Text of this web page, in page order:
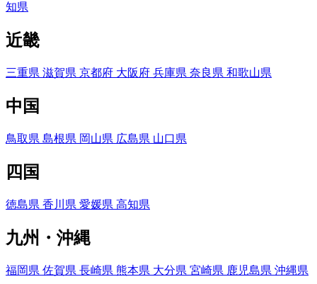
知県
近畿
三重県 滋賀県 京都府 大阪府 兵庫県 奈良県 和歌山県
中国
鳥取県 島根県 岡山県 広島県 山口県
四国
徳島県 香川県 愛媛県 高知県
九州・沖縄
福岡県 佐賀県 長崎県 熊本県 大分県 宮崎県 鹿児島県 沖縄県